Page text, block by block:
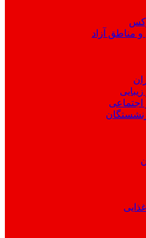
مناطق آزاد